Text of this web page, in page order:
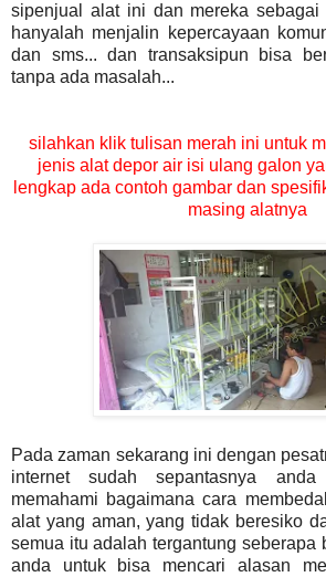
sipenjual alat ini dan mereka sebagai
hanyalah menjalin kepercayaan
dan sms... dan transaksipun bisa
tanpa ada masalah...
silahkan klik tulisan merah ini untuk
jenis alat depor air isi ulang galon
lengkap ada contoh gambar dan
masing alatnya
Pada zaman sekarang ini dengan
internet sudah sepantasnya
memahami bagaimana cara
alat yang aman, yang tidak beresiko
semua itu adalah tergantung seberapa
anda untuk bisa mencari alasan